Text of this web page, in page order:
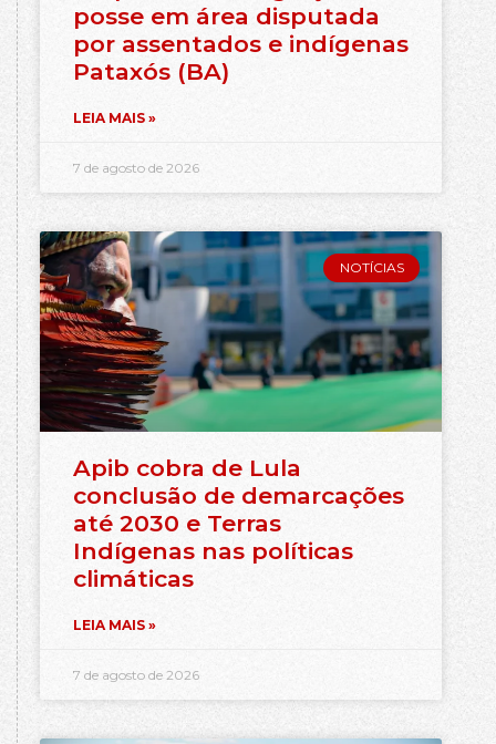
posse em área disputada
por assentados e indígenas
Pataxós (BA)
LEIA MAIS »
7 de agosto de 2026
NOTÍCIAS
Apib cobra de Lula
conclusão de demarcações
até 2030 e Terras
Indígenas nas políticas
climáticas
LEIA MAIS »
7 de agosto de 2026